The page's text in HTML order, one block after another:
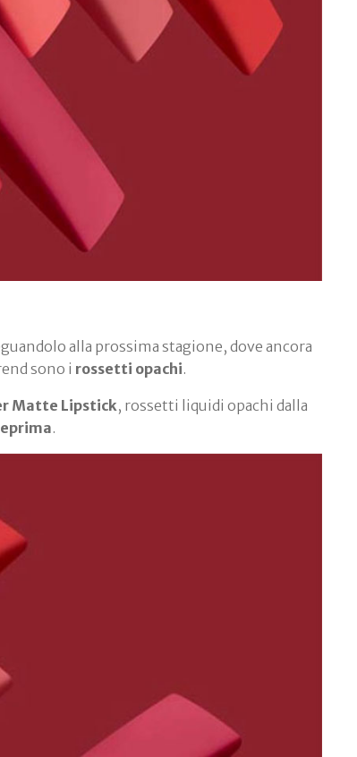
alla prossima stagione, dove ancora
sono i rossetti opachi.
Matte Lipstick, rossetti liquidi opachi dalla
.